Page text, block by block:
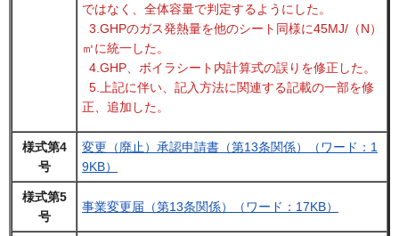
ではなく、全体容量で判定するようにした。
3.GHPのガス発熱量を他のシート同様に45MJ/（N）
㎥に統一した。
4.GHP、ボイラシート内計算式の誤りを修正した。
5.上記に伴い、記入方法に関連する記載の一部を修
正、追加した。
様式第4
号
変更（廃止）承認申請書（第13条関係）（ワード：1
9KB）
様式第5
号
事業変更届（第13条関係）（ワード：17KB）